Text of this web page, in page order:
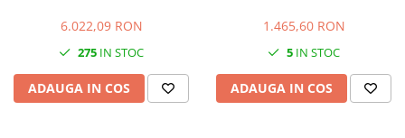
6.022,09 RON
275 IN STOC
ADAUGA IN COS
1.465,60 RON
5 IN STOC
ADAUGA IN COS